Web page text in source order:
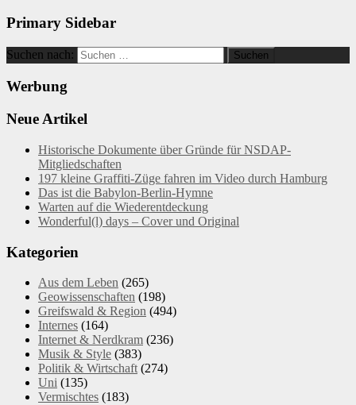
Primary Sidebar
Suchen nach:
Werbung
Neue Artikel
Historische Dokumente über Gründe für NSDAP-
Mitgliedschaften
197 kleine Graffiti-Züge fahren im Video durch Hamburg
Das ist die Babylon-Berlin-Hymne
Warten auf die Wiederentdeckung
Wonderful(l) days – Cover und Original
Kategorien
Aus dem Leben (265)
Geowissenschaften (198)
Greifswald & Region (494)
Internes (164)
Internet & Nerdkram (236)
Musik & Style (383)
Politik & Wirtschaft (274)
Uni (135)
Vermischtes (183)